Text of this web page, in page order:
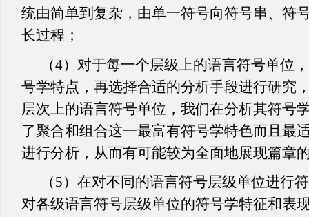
统由简单到复杂，由单一符号向符号串、符
长过程；
（4）对于每一个层级上的语言符号单位
号学特点，再选择合适的分析手段进行研究
层次上的语言符号单位，我们在分析其符号
了聚合和组合这一最富有符号学特色而且最
进行分析，从而有可能较为全面地展现篇章
（5）在对不同的语言符号层级单位进行
对各级语言符号层级单位的符号学特征和表